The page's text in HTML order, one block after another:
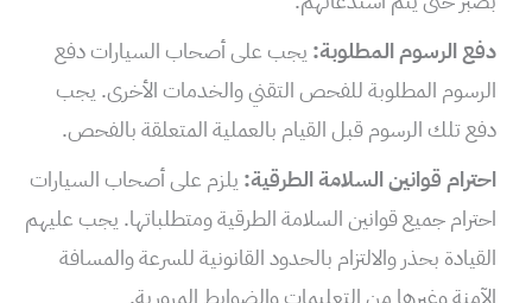
دفع الرسوم المطلوبة: يجب على أصحاب السيارات دفع
الرسوم المطلوبة للفحص التقني والخدمات الأخرى. يجب
دفع تلك الرسوم قبل القيام بالعملية المتعلقة بالفحص.
احترام قوانين السلامة الطرقية: يلزم على أصحاب السيارات
احترام جميع قوانين السلامة الطرقية ومتطلباتها. يجب عليهم
القيادة بحذر والالتزام بالحدود القانونية للسرعة والمسافة